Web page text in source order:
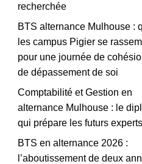
recherchée
BTS alternance Mulhouse :
les campus Pigier se
pour une journée de
de dépassement de soi
Comptabilité et Gestion en
alternance Mulhouse : le
qui prépare les futurs experts
BTS en alternance 2026 :
l’aboutissement de deux